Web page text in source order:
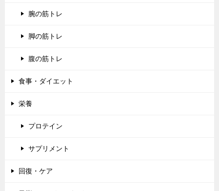
腕の筋トレ
脚の筋トレ
腹の筋トレ
食事・ダイエット
栄養
プロテイン
サプリメント
回復・ケア